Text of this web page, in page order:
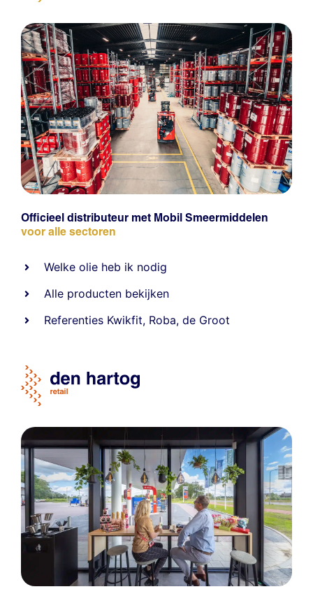
Officieel distributeur met Mobil Smeermiddelen
voor alle sectoren
Welke olie heb ik nodig
Alle producten bekijken
Referenties Kwikfit, Roba,de Groot